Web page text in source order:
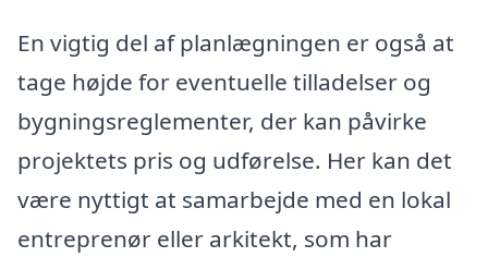
En vigtig del af planlægningen er også at
tage højde for eventuelle tilladelser og
bygningsreglementer, der kan påvirke
projektets pris og udførelse. Her kan det
være nyttigt at samarbejde med en lokal
entreprenør eller arkitekt, som har